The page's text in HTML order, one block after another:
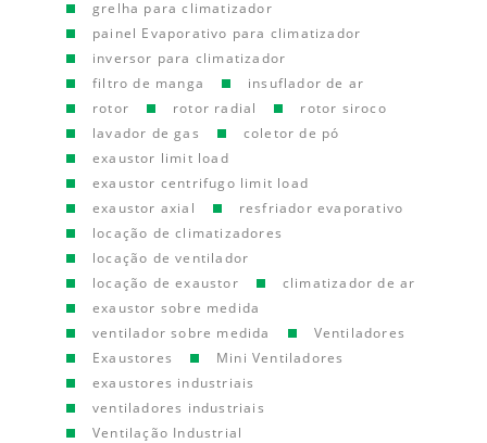
grelha para climatizador
painel Evaporativo para climatizador
inversor para climatizador
filtro de manga
insuflador de ar
rotor
rotor radial
rotor siroco
lavador de gas
coletor de pó
exaustor limit load
exaustor centrifugo limit load
exaustor axial
resfriador evaporativo
locação de climatizadores
locação de ventilador
locação de exaustor
climatizador de ar
exaustor sobre medida
ventilador sobre medida
Ventiladores
Exaustores
Mini Ventiladores
exaustores industriais
ventiladores industriais
Ventilação Industrial